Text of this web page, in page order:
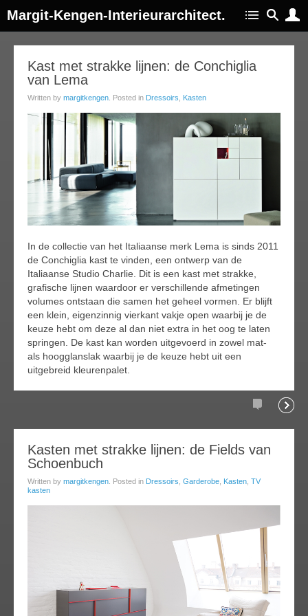
Margit-Kengen-Interieurarchitect.
Kast met strakke lijnen: de Conchiglia
van Lema
Written by margitkengen . Posted in Dressoirs Kasten
In de collectie van het Italiaanse merk Lema is sinds 2011
de Conchiglia kast te vinden, een ontwerp van de
Italiaanse Studio Charlie. Dit is een kast met strakke,
grafische lijnen waardoor er verschillende afmetingen
volumes ontstaan die samen het geheel vormen. Er blijft
een klein, eigenzinnig vierkant vakje open waarbij je de
keuze hebt om deze al dan niet extra in het oog te laten
springen. De kast kan worden uitgevoerd in zowel mat-
als hoogglanslak waarbij je de keuze hebt uit een
uitgebreid kleurenpalet.
Comments
Kasten met strakke lijnen: de Fields van
Schoenbuch
Written by margitkengen . Posted in Dressoirs Garderobe Kasten TV
kasten